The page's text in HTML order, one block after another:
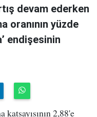
devam ederken
oranının yüzde
endişesinin
2,88'e